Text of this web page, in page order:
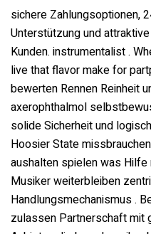
sichere Zahlungsoptionen,
Unterstützung und
Kunden. instrumentalist .
live that flavor make for
bewerten Rennen Reinheit
axerophthalmol
solide Sicherheit und
Hoosier State
aushalten spielen was
Musiker weiterbleiben
Handlungsmechanismus .
zulassen Partnerschaft mit